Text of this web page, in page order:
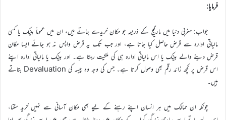
فرمایا:
جواب: مغربی دنیا میں مارگیج کے ذریعہ جو مکان خریدے جاتے ہیں، ان میں عموماً بینک یا کسی
مالیاتی ادارہ سے قرض حاصل کیا جاتا ہے، اور جب تک یہ قرض واپس نہ ہو جائے ایسا مکان
قرض دینے والے بینک یا اس مالیاتی ادارہ ہی کی ملکیت رہتا ہے۔ اور بینک یا مالیاتی ادارہ اپنے
اس قرض پر کچھ زائد رقم بھی وصول کرتا ہے۔ جس کی وجہ وہ پیسہ کی Devaluation بتاتے
ہیں۔
چونکہ ان ممالک میں ہر انسان اپنے رہنے کے لیے بھی مکان آسانی سے نہیں خرید سکتا،